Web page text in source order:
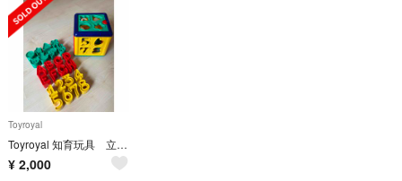
Toyroyal
Toyroyal 知育玩具 立体パズル
¥ 2,000